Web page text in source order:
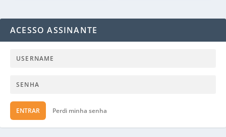
ACESSO ASSINANTE
ENTRAR Perdi minha senha